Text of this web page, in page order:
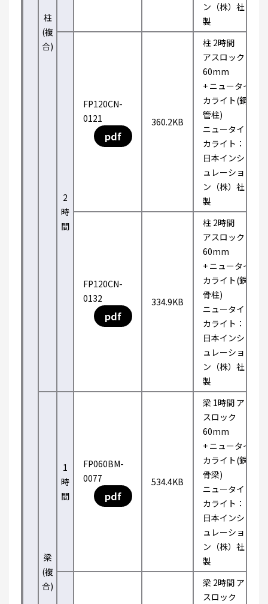
柱
(複
合)
ン（株）社
製
2
時
間
FP120CN-
0121
pdf
360.2KB
柱 2時間
アスロック
60mm
+ ニュータイ
カライト(鋼
管柱)
ニュータイ
カライト：
日本インシ
ュレーショ
ン（株）社
製
FP120CN-
0132
pdf
334.9KB
柱 2時間
アスロック
60mm
+ ニュータイ
カライト(鉄
骨柱)
ニュータイ
カライト：
日本インシ
ュレーショ
ン（株）社
製
梁
(複
合)
1
時
間
FP060BM-
0077
pdf
534.4KB
梁 1時間 ア
スロック
60mm
+ ニュータイ
カライト(鉄
骨梁)
ニュータイ
カライト：
日本インシ
ュレーショ
ン（株）社
製
梁 2時間 ア
スロック